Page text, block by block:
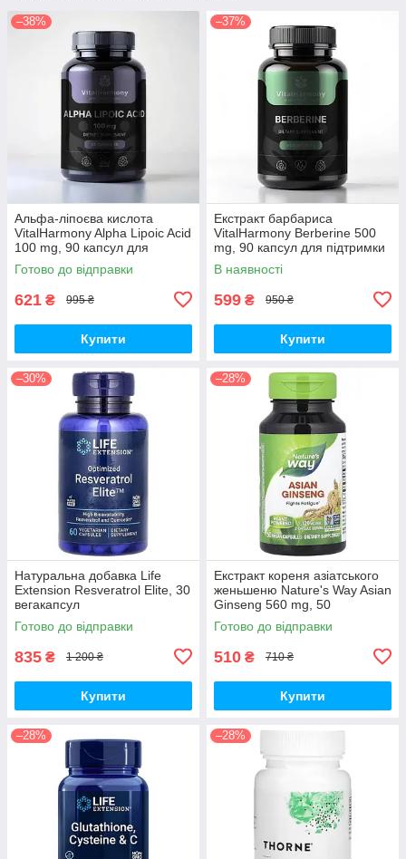
–38%
Альфа-ліпоєва кислота
VitalHarmony Alpha Lipoic Acid
100 mg, 90 капсул для
антиоксидантного захисту
Готово до відправки
621 ₴ 995 ₴
Купити
–37%
Екстракт барбариса
VitalHarmony Berberine 500
mg, 90 капсул для підтримки
рівня цукру в крові
В наявності
599 ₴ 950 ₴
Купити
–30%
Натуральна добавка Life
Extension Resveratrol Elite, 30
вегакапсул
Готово до відправки
835 ₴ 1 200 ₴
Купити
–28%
Екстракт кореня азіатського
женьшеню Nature's Way Asian
Ginseng 560 mg, 50
вегакапсул для підвищення
життєвого тонусу
Готово до відправки
510 ₴ 710 ₴
Купити
–28% –28%